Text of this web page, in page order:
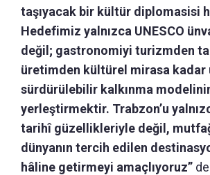
taşıyacak bir kültür diplomasisi
Hedefimiz yalnızca UNESCO
değil; gastronomiyi turizmden
üretimden kültürel mirasa kadar
sürdürülebilir kalkınma
yerleştirmektir. Trabzon’u
tarihî güzellikleriyle değil,
dünyanın tercih edilen
hâline getirmeyi amaçlıyoruz”